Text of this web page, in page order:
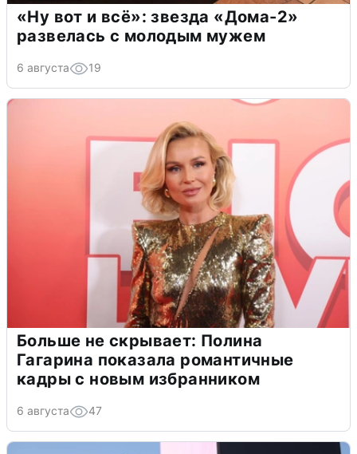
«Ну вот и всё»: звезда «Дома-2»
развелась с молодым мужем
6 августа 19
Больше не скрывает: Полина
Гагарина показала романтичные
кадры с новым избранником
6 августа 47